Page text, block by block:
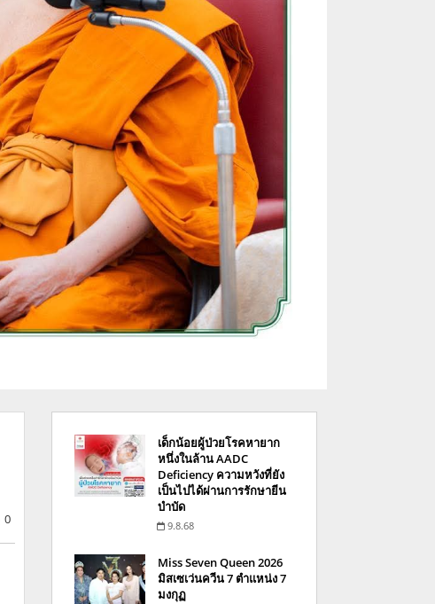
0
เด็กน้อยผู้ป่วยโรคหายาก
หนึ่งในล้าน AADC
Deficiency ความหวังที่ยัง
เป็นไปได้ผ่านการรักษายีน
บำบัด
9.8.68
Miss Seven Queen 2026
มิสเซเว่นควีน 7 ตำแหน่ง 7
มงกุฏ